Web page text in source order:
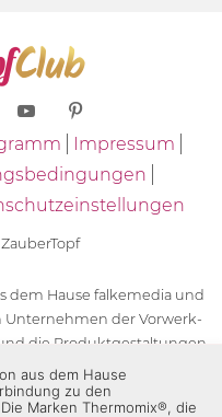
Impressum
dem Hause falkemedia und
der Vorwerk-
die Produktgestaltungen
Marken der Unternehmen
die Zeichen TM5®,
aus dem Hause
zu den
Marken Thermomix®, die